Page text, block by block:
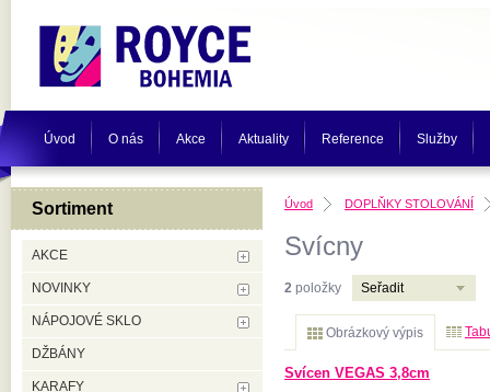
Úvod O nás Akce Aktuality Reference Služby
Úvod DOPLŇKY STOLOVÁNÍ
Svícny
2 položky Seřadit
Obrázkový výpis
Svícen VEGAS 3,8cm
Sortiment
AKCE
NOVINKY
NÁPOJOVÉ SKLO
DŽBÁNY
KARAFY